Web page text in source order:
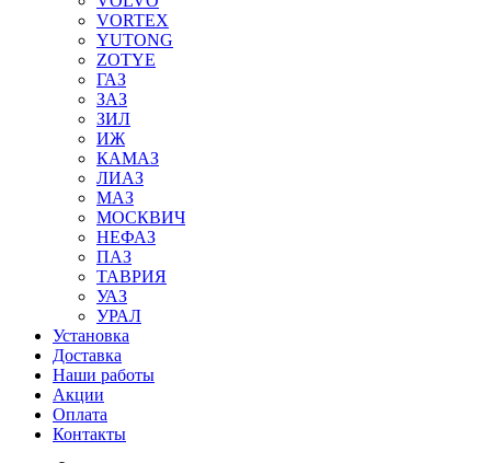
VORTEX
YUTONG
ZOTYE
ГАЗ
ЗАЗ
ЗИЛ
ИЖ
КАМАЗ
ЛИАЗ
МАЗ
МОСКВИЧ
НЕФАЗ
ПАЗ
ТАВРИЯ
УАЗ
УРАЛ
Установка
Доставка
Наши работы
Акции
Оплата
Контакты